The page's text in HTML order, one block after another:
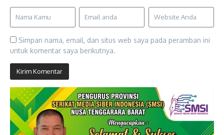
Simpan nama, email, dan situs web saya pada peramban ini
untuk komentar saya berikutnya.